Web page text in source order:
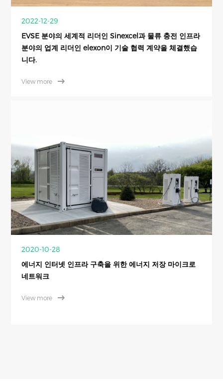
2022-12-29
EVSE 분야의 세계적 리더인 Sinexcel과 물류 충전 인프라
분야의 업계 리더인 elexon이 기술 협력 계약을 체결했습
니다.
View more
2020-10-28
에너지 인터넷 인프라 구축을 위한 에너지 저장 마이크로
네트워크
View more